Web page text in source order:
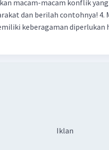
berilah contohnya! 4. Mengapa dalam
keberagaman diperlukan harmoni?
kaya akan keberagaman
Berdasarkan pernyataan
Iklan